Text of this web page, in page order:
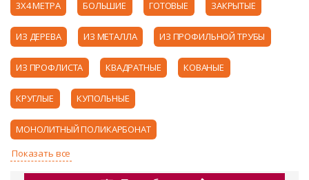
3Х4 МЕТРА БОЛЬШИЕ ГОТОВЫЕ ЗАКРЫТЫЕ
ИЗ ДЕРЕВА ИЗ МЕТАЛЛА ИЗ ПРОФИЛЬНОЙ ТРУБЫ
ИЗ ПРОФЛИСТА КВАДРАТНЫЕ КОВАНЫЕ
КРУГЛЫЕ КУПОЛЬНЫЕ
МОНОЛИТНЫЙ ПОЛИКАРБОНАТ